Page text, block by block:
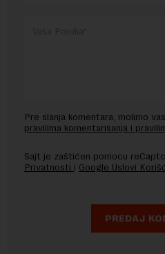
Pre slanja komentara, molimo
pravilima komentarisanja i
Sajt je zaštićen pomocu
Privatnosti i Google Uslovi